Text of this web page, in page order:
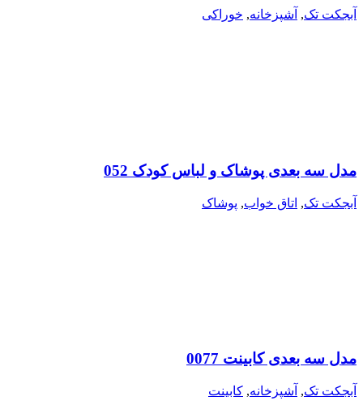
آبجکت تک, آشپزخانه, خوراکی
مدل سه بعدی پوشاک و لباس کودک 052
آبجکت تک, اتاق خواب, پوشاک
مدل سه بعدی کابینت 0077
آبجکت تک, آشپزخانه, کابینت